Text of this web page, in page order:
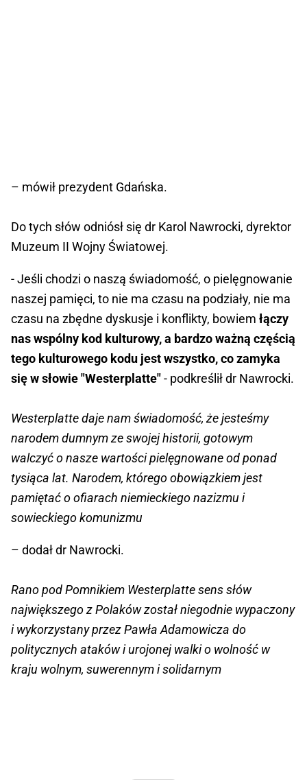
– mówił prezydent Gdańska.
Do tych słów odniósł się dr Karol Nawrocki, dyrektor
Muzeum II Wojny Światowej.
- Jeśli chodzi o naszą świadomość, o pielęgnowanie
naszej pamięci, to nie ma czasu na podziały, nie ma
czasu na zbędne dyskusje i konflikty, bowiem łączy
nas wspólny kod kulturowy, a bardzo ważną częścią
tego kulturowego kodu jest wszystko, co zamyka
się w słowie "Westerplatte"- podkreślił dr Nawrocki.
Westerplatte daje nam świadomość, że jesteśmy
narodem dumnym ze swojej historii, gotowym
walczyć o nasze wartości pielęgnowane od ponad
tysiąca lat. Narodem, którego obowiązkiem jest
pamiętać o ofiarach niemieckiego nazizmu i
sowieckiego komunizmu
– dodał dr Nawrocki.
Rano pod Pomnikiem Westerplatte sens słów
największego z Polaków został niegodnie wypaczony
i wykorzystany przez Pawła Adamowicza do
politycznych ataków i urojonej walki o wolność w
kraju wolnym, suwerennym i solidarnym